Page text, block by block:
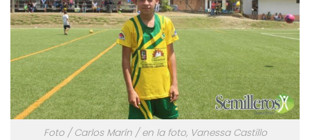
Foto / Carlos Marín / en la foto, Vanessa Castillo